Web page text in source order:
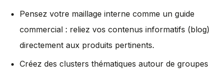
Pensez votre maillage interne comme un guide
commercial : reliez vos contenus informatifs (blog)
directement aux produits pertinents.
Créez des clusters thématiques autour de groupes